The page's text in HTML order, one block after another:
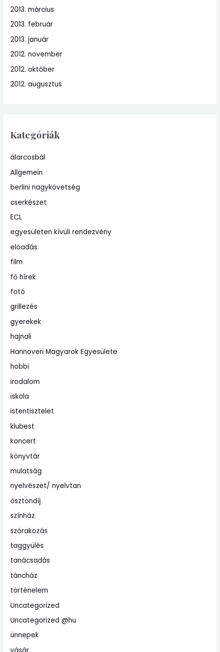
2013. március
2013. február
2013. január
2012. november
2012. október
2012. augusztus
Kategóriák
álarcosbál
Allgemein
berlini nagykövetség
cserkészet
ECL
egyesületen kívüli rendezvény
elöadás
film
fő hírek
fotó
grillezés
gyerekek
hajnali
Hannoveri Magyarok Egyesülete
hobbi
irodalom
iskola
istentisztelet
klubest
koncert
könyvtár
mulatság
nyelvészet/ nyelvtan
ösztöndíj
színház
szórakozás
taggyülés
tanácsadás
táncház
történelem
Uncategorized
Uncategorized @hu
ünnepek